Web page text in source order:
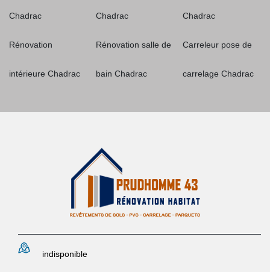
Chadrac
Rénovation
intérieure Chadrac
Chadrac
Rénovation salle de
bain Chadrac
Chadrac
Carreleur pose de
carrelage Chadrac
indisponible